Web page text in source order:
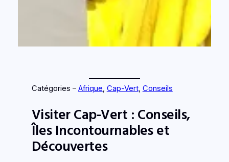
Catégories – Afrique, Cap-Vert, Conseils
Visiter Cap-Vert : Conseils,
Îles Incontournables et
Découvertes